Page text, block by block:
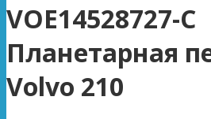
VOE14528727-C
Планетарная
Volvo 210